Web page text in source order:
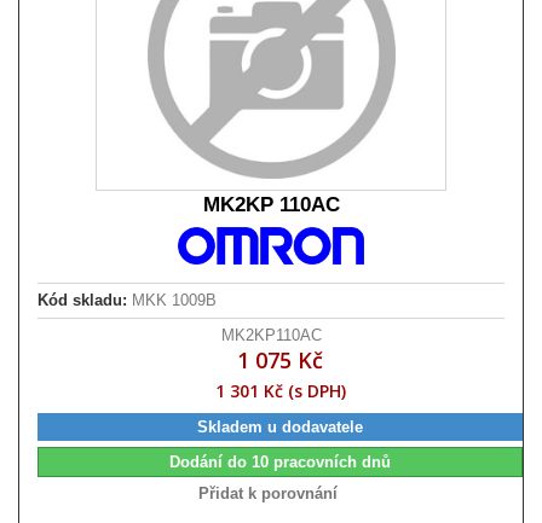
MK2KP 110AC
Kód skladu: MKK 1009B
MK2KP110AC
1 075 Kč
1 301 Kč (s DPH)
Skladem u dodavatele
Dodání do 10 pracovních dnů
Přidat k porovnání